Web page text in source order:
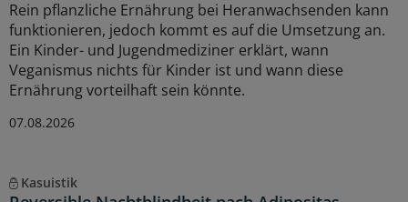
Rein pflanzliche Ernährung bei Heranwachsenden kann
funktionieren, jedoch kommt es auf die Umsetzung an.
Ein Kinder- und Jugendmediziner erklärt, wann
Veganismus nichts für Kinder ist und wann diese
Ernährung vorteilhaft sein könnte.
07.08.2026
Kasuistik